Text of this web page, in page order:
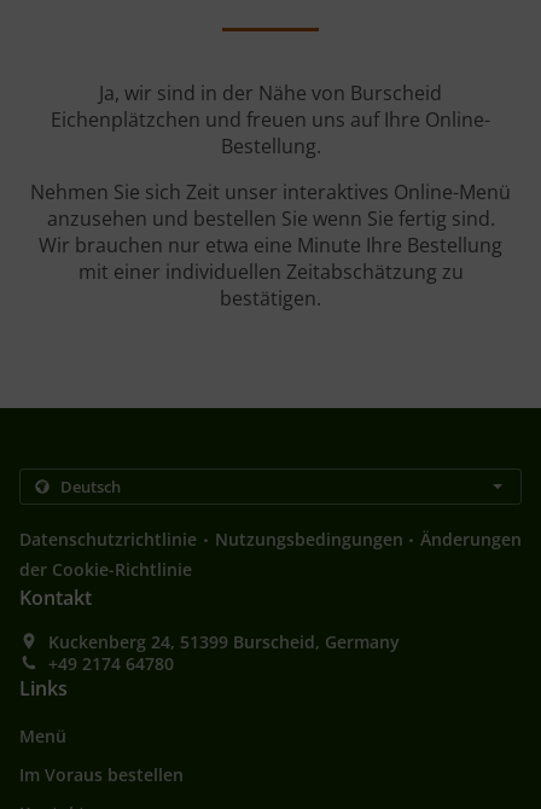
Ja, wir sind in der Nähe von Burscheid
Eichenplätzchen und freuen uns auf Ihre Online-
Bestellung.
Nehmen Sie sich Zeit unser interaktives Online-Menü
anzusehen und bestellen Sie wenn Sie fertig sind.
Wir brauchen nur etwa eine Minute Ihre Bestellung
mit einer individuellen Zeitabschätzung zu
bestätigen.
Datenschutzrichtlinie . Nutzungsbedingungen . Änderungen
der Cookie-Richtlinie
Kontakt
Kuckenberg 24, 51399 Burscheid, Germany
+49 2174 64780
Links
Menü
Im Voraus bestellen